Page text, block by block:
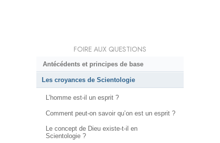
FOIRE AUX QUESTIONS
Antécédents et principes de base
Les croyances de Scientologie
L’homme est-il un esprit ?
Comment peut-on savoir qu’on est un esprit ?
Le concept de Dieu existe-t-il en
Scientologie ?